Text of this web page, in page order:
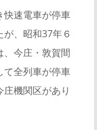
快速電車が停車
、昭和37年６
、今庄・敦賀間
て全列車が停車
機関区があり